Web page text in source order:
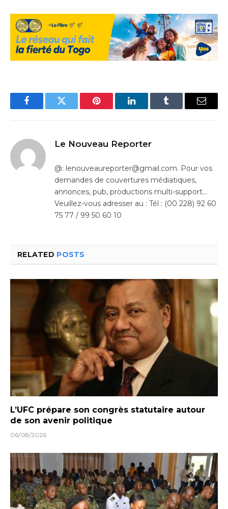
FacebookTwitter Pinterest LinkedInTumblr Email
Le Nouveau Reporter
@: lenouveaureporter@gmail.com. Pour vos
demandes de couvertures médiatiques,
annonces, pub, productions multi-support…
Veuillez-vous adresser au : Tél : (00 228) 92 60
75 77 / 99 50 60 10
RELATED POSTS
L’UFC prépare son congrès statutaire autour
de son avenir politique
06/08/2026